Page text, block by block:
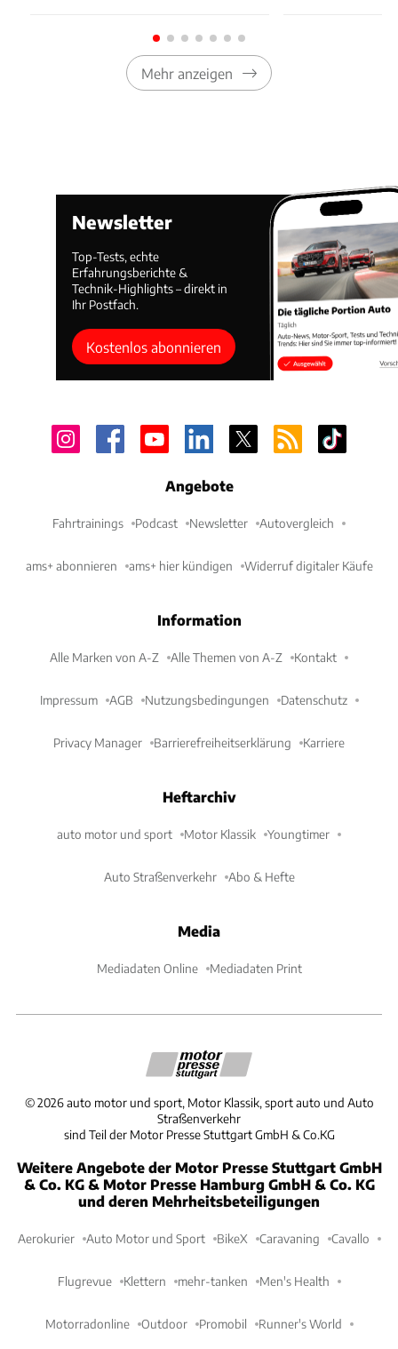
Mehr anzeigen
Newsletter
Top-Tests, echte
Erfahrungsberichte &
Technik-Highlights – direkt in
Ihr Postfach.
Kostenlos abonnieren
Angebote
Fahrtrainings Podcast Newsletter Autovergleich
ams+ abonnieren ams+ hier kündigen Widerruf digitaler Käufe
Information
Alle Marken von A-Z Alle Themen von A-Z Kontakt
Impressum AGB Nutzungsbedingungen Datenschutz
Privacy Manager Barrierefreiheitserklärung Karriere
Heftarchiv
auto motor und sport Motor Klassik Youngtimer
Auto Straßenverkehr Abo & Hefte
Media
Mediadaten Online Mediadaten Print
©2026 auto motor und sport, Motor Klassik, sport auto und Auto
Straßenverkehr
sind Teil der Motor Presse Stuttgart GmbH & Co.KG
Weitere Angebote der Motor Presse Stuttgart GmbH
& Co. KG & Motor Presse Hamburg GmbH & Co. KG
und deren Mehrheitsbeteiligungen
Aerokurier Auto Motor und Sport BikeX Caravaning Cavallo
Flugrevue Klettern mehr-tanken Men's Health
Motorradonline Outdoor Promobil Runner's World